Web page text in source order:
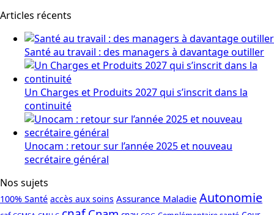
Articles récents
Santé au travail : des managers à davantage outiller
Un Charges et Produits 2027 qui s’inscrit dans la
continuité
Unocam : retour sur l’année 2025 et nouveau
secrétaire général
Nos sujets
100% Santé accès aux soins Assurance Maladie Autonomie